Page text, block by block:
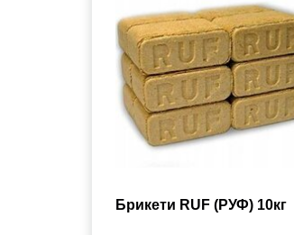
Брикети RUF (РУФ) 10кг